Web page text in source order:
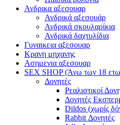
Ανδρικα αξεσουαρ
Ανδρικά αξεσουάρ
Ανδρικά σκουλαρίκια
Ανδρικά δαχτυλίδια
Γυναικεια αξεσουαρ
Κρανη μηχανης
Ασημενια αξεσουαρ
SEX SHOP (Άνω των 18
Δονητές
Ρεαλιστικοί
Δονητές
Dildos (χωρίς
Rabbit Δονητές